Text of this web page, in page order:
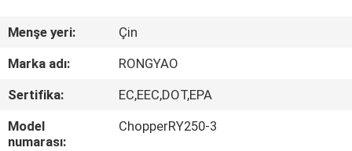
HAKKIMIZDA
TURU
Menşe yeri:
Çin
Marka adı:
RONGYAO
Sertifika:
EC,EEC,DOT,EPA
Model
numarası:
ChopperRY250-3